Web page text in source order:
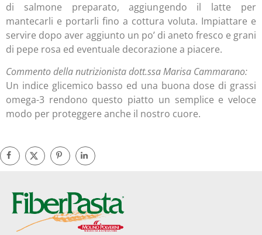
di salmone preparato, aggiungendo il latte per
mantecarli e portarli fino a cottura voluta. Impiattare e
servire dopo aver aggiunto un po’ di aneto fresco e grani
di pepe rosa ed eventuale decorazione a piacere.
Commento della nutrizionista dott.ssa Marisa Cammarano:
Un indice glicemico basso ed una buona dose di grassi
omega-3 rendono questo piatto un semplice e veloce
modo per proteggere anche il nostro cuore.